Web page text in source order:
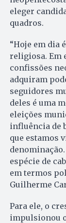
eleger
quadros.
“Hoje em dia
religiosa. Em
confissões
adquiram
seguidores
deles é uma
eleições
influência de
que estamos
espécie de
em termos
Guilherme
Para ele, o
impulsionou